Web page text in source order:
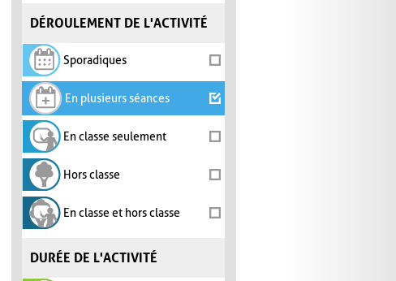
DÉROULEMENT DE L'ACTIVITÉ
Sporadiques
En plusieurs séances
En classe seulement
Hors classe
En classe et hors classe
DURÉE DE L'ACTIVITÉ